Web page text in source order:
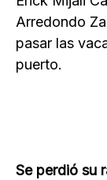
Arredondo
pasar las
puerto.
Se perdió su